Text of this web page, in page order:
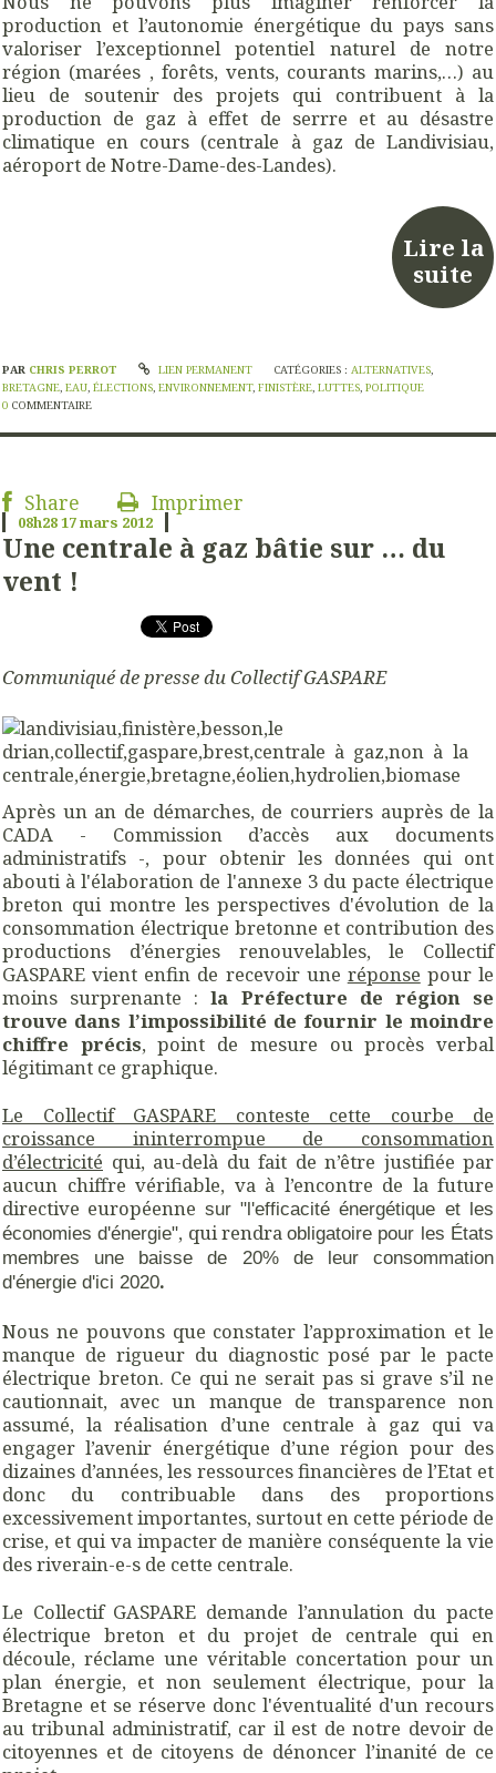
production et l’autonomie énergétique du pays sans
valoriser l’exceptionnel potentiel naturel de notre
région (marées , forêts, vents, courants marins,…) au
lieu de soutenir des projets qui contribuent à la
production de gaz à effet de serrre et au désastre
climatique en cours (centrale à gaz de Landivisiau,
aéroport de Notre-Dame-des-Landes).
Lire la
suite
PAR CHRIS PERROT LIEN PERMANENT CATÉGORIES :ALTERNATIVES,
BRETAGNE, EAU, ÉLECTIONS, ENVIRONNEMENT, FINISTÈRE, LUTTES, POLITIQUE
0 COMMENTAIRE
Share Imprimer
08h2817mars 2012
Une centrale à gaz bâtie sur … du
vent !
Communiqué de presse du Collectif GASPARE
Après un an de démarches, de courriers auprès de la
CADA - Commission d’accès aux documents
administratifs -, pour obtenir les données qui ont
abouti à l'élaboration de l'annexe 3 du pacte électrique
breton qui montre lesperspectives d'évolution de la
consommation électrique bretonne et contribution des
productions d’énergies renouvelables, le Collectif
GASPARE vient enfin de recevoir une réponse pour le
moins surprenante :la Préfecture de région se
trouve dans l’impossibilité de fournir le moindre
chiffre précis, point de mesure ou procès verbal
légitimant ce graphique.
Le Collectif GASPARE conteste cette courbe de
croissance ininterrompue de consommation
d’électricité qui, au-delà du fait de n’être justifiée par
aucun chiffre vérifiable, va à l’encontre de la future
directive européenne sur "l'efficacité énergétique et les
économies d'énergie", qui rendra obligatoire pour les États
membres une baisse de 20% de leur consommation
d'énergie d'ici 2020.
Nous ne pouvons que constater l’approximation et le
manque de rigueur du diagnostic posé par le pacte
électrique breton. Ce qui ne serait pas si grave s’il ne
cautionnait, avec un manque de transparence non
assumé, la réalisation d’une centrale à gaz qui va
engager l’avenir énergétique d’une région pour des
dizaines d’années, les ressources financières de l’Etat et
donc du contribuable dans des proportions
excessivement importantes, surtout en cette période de
crise, et qui va impacter de manière conséquente la vie
des riverain-e-s de cette centrale.
Le Collectif GASPARE demande l’annulation du pacte
électrique breton et du projet de centrale qui en
découle, réclame une véritable concertation pour un
plan énergie, et non seulement électrique, pour la
Bretagne et se réserve donc l'éventualité d'un recours
au tribunal administratif, car il est de notre devoir de
citoyennes et de citoyens de dénoncer l’inanité de ce